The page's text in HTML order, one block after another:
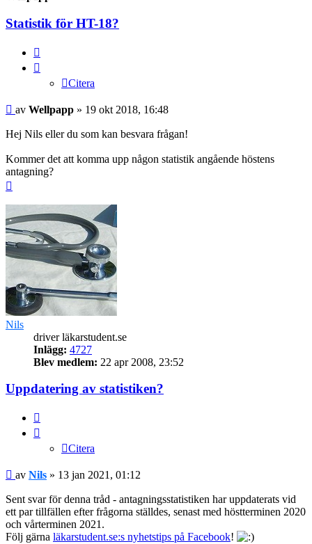
Statistik för HT-18?
Citera
Inlägg
av Wellpapp » 19 okt 2018, 16:48
Hej Nils eller du som kan besvara frågan!
Kommer det att komma upp någon statistik angående höstens
antagning?
Nils
driver läkarstudent.se
Inlägg: 4727
Blev medlem: 22 apr 2008, 23:52
Uppdatering av statistiken?
Citera
Inlägg
av Nils » 13 jan 2021, 01:12
Sent svar för denna tråd - antagningsstatistiken har uppdaterats vid
ett par tillfällen efter frågorna ställdes, senast med höstterminen 2020
och vårterminen 2021.
Följ gärna läkarstudent.se:s nyhetstips på Facebook!